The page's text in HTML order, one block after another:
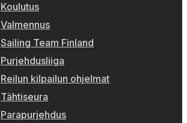
Koulutus
Valmennus
Sailing Team Finland
Purjehdusliiga
Reilun kilpailun ohjelmat
Tähtiseura
Parapurjehdus